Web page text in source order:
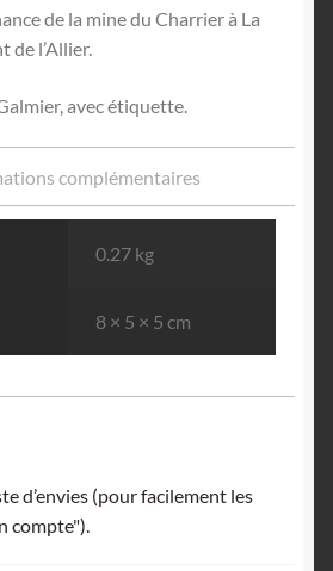
de la mine du Charrier à La
de l’Allier.
avec étiquette.
complémentaires
0.27 kg
8 × 5 × 5 cm
d’envies (pour facilement les
compte").